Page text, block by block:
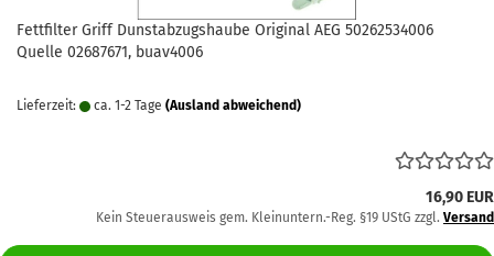
Fettfilter Griff Dunstabzugshaube Original AEG 50262534006
Quelle 02687671, buav4006
Lieferzeit: ca. 1-2 Tage (Ausland abweichend)
16,90 EUR
Kein Steuerausweis gem. Kleinuntern.-Reg. §19 UStG zzgl. Versand